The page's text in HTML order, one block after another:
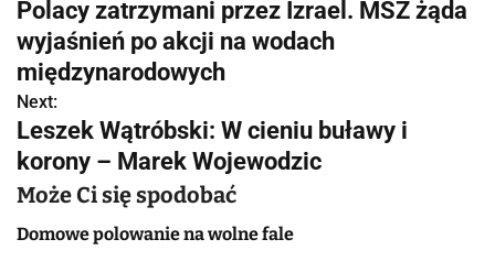
a
w
i
g
a
c
Polacy zatrzymani przez Izrael. MSZ żąda
wyjaśnień po akcji na wodach
międzynarodowych
Next:
Leszek Wątróbski: W cieniu buławy i
korony – Marek Wojewodzic
Może Ci się spodobać
Domowe polowanie na wolne fale